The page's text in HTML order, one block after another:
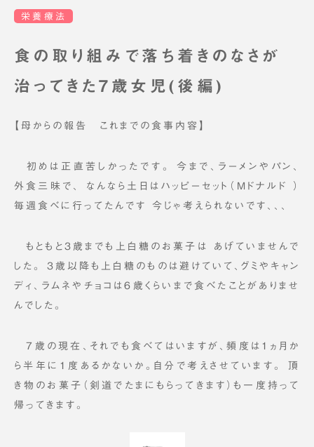
栄養療法
食の取り組みで落ち着きのなさが
治ってきた7歳女児(後編)
【母からの報告 これまでの食事内容】
初めは正直苦しかったです。 今まで、ラーメンやパン、
外食三昧で、 なんなら土日はハッピーセット（Mドナルド ）
毎週食べに行ってたんです 今じゃ考えられないです、、、
もともと3歳までも上白糖のお菓子は あげていませんで
した。 3歳以降も上白糖のものは避けていて、グミやキャン
ディ、ラムネやチョコは6歳くらいまで食べたことがありませ
んでした。
7歳の現在、それでも食べてはいますが、頻度は1ヵ月か
ら半年に1度あるかないか。自分で考えさせています。 頂
き物のお菓子（剣道でたまにもらってきます）も一度持って
帰ってきます。